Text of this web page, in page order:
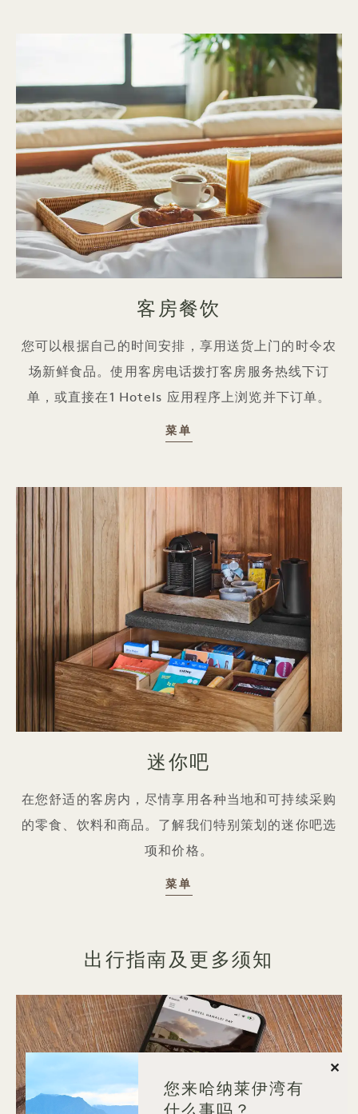
客房餐饮
您可以根据自己的时间安排，享用送货上门的时令农
场新鲜食品。使用客房电话拨打客房服务热线下订
单，或直接在1 Hotels 应用程序上浏览并下订单。
菜单
迷你吧
在您舒适的客房内，尽情享用各种当地和可持续采购
的零食、饮料和商品。了解我们特别策划的迷你吧选
项和价格。
菜单
出行指南及更多须知
关闭
您来哈纳莱伊湾有
什么事吗？